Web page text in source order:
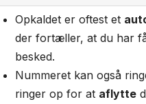
Opkaldet er oftest et
der fortæller, at du har
besked.
Nummeret kan også
ringer op for at aflytte